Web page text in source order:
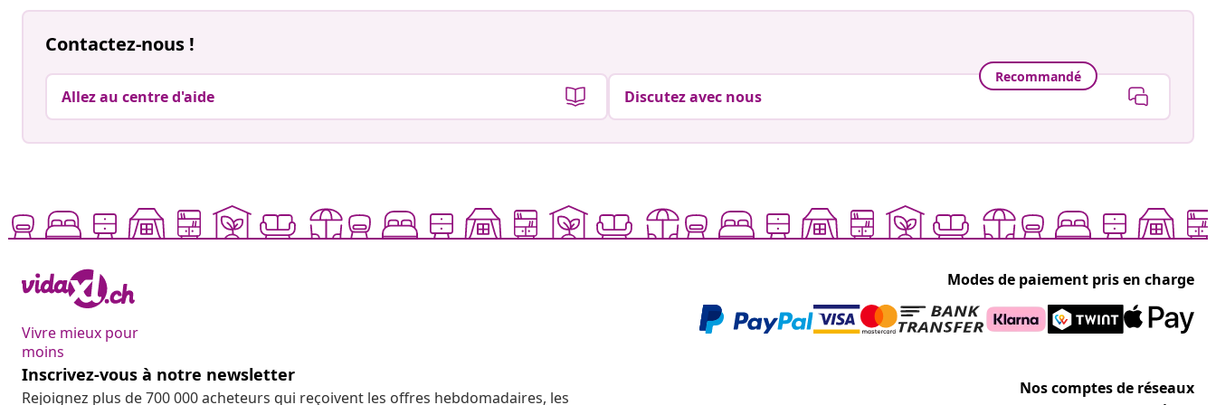
Contactez-nous !
Allez au centre d'aide
Recommandé
Discutez avec nous
Vivre mieux pour
moins
Modes de paiement pris en charge
Inscrivez-vous à notre newsletter
Rejoignez plus de 700 000 acheteurs qui reçoivent les offres hebdomadaires, les
Nos comptes de réseaux